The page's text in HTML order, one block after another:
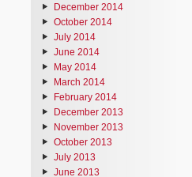
December 2014
October 2014
July 2014
June 2014
May 2014
March 2014
February 2014
December 2013
November 2013
October 2013
July 2013
June 2013